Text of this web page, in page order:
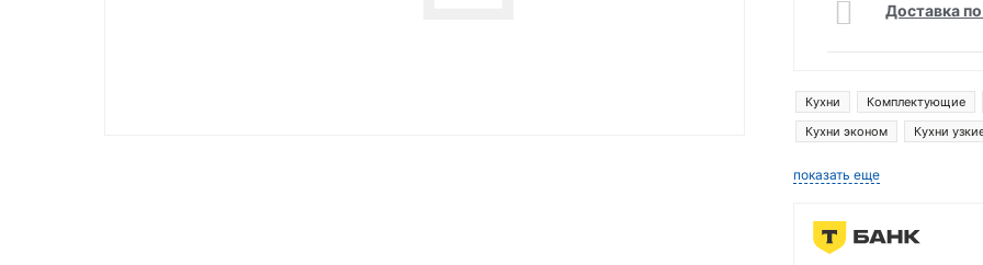
Доставка
Кухни Комплектующие
Кухни эконом
Кухни
показать еще